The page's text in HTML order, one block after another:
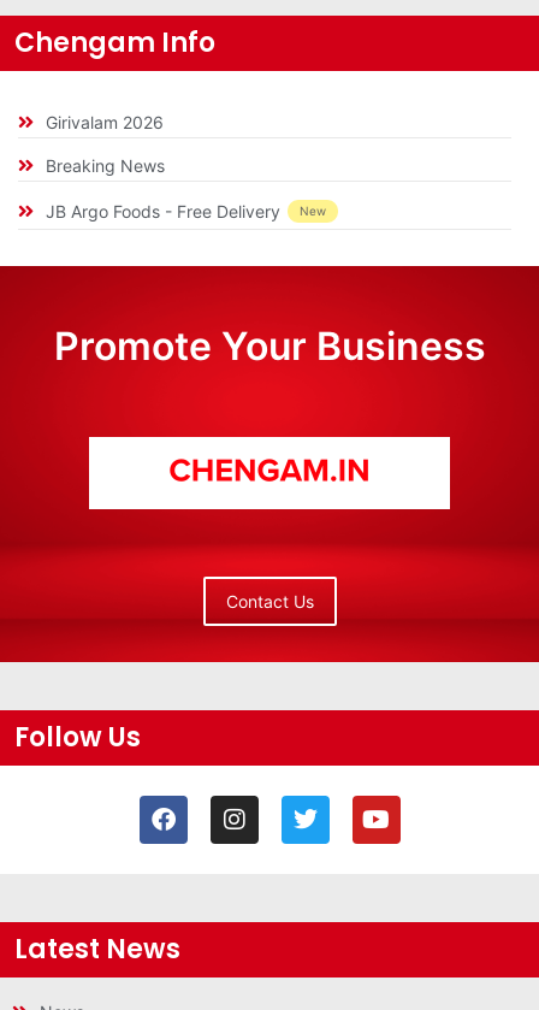
Chengam Info
Girivalam 2026
Breaking News
JB Argo Foods - Free Delivery New
Promote Your Business
Contact Us
Follow Us
Latest News